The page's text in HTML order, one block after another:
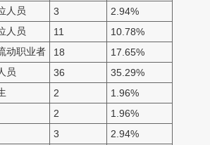
人员
3
2.94%
人员
11
10.78%
动职业者
18
17.65%
员
36
35.29%
2
1.96%
2
1.96%
3 2.94%